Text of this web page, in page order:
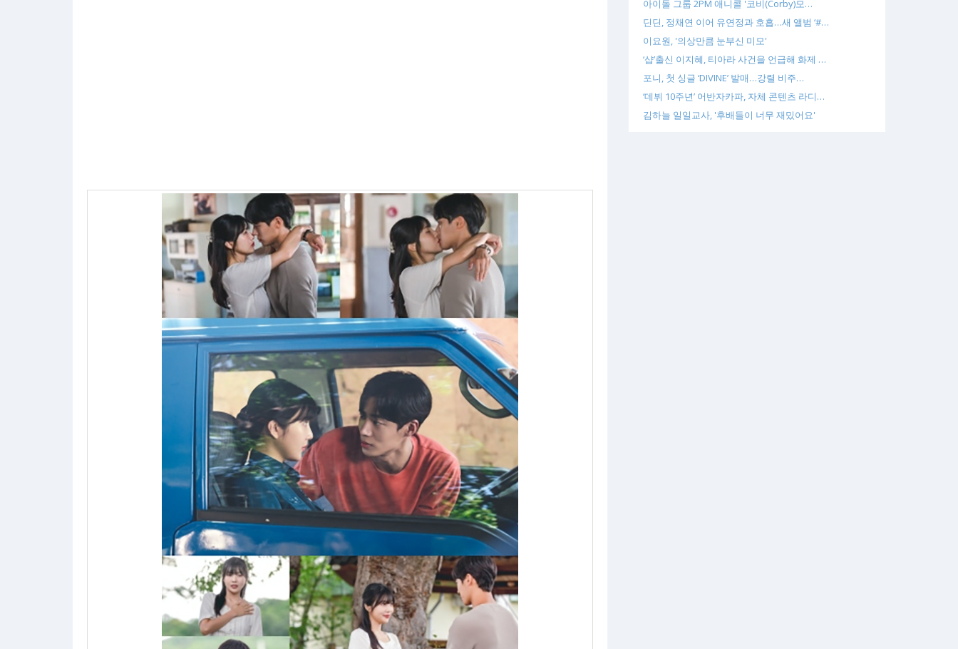
아이돌 그룹 2PM 애니콜 '코비(Corby)모…
딘딘, 정채연 이어 유연정과 호흡…새 앨범 ‘#…
이요원, '의상만큼 눈부신 미모'
‘샵’출신 이지혜, 티아라 사건을 언급해 화제 …
포니, 첫 싱글 ‘DIVINE’ 발매…강렬 비주…
‘데뷔 10주년’ 어반자카파, 자체 콘텐츠 라디…
김하늘 일일교사, '후배들이 너무 재밌어요'